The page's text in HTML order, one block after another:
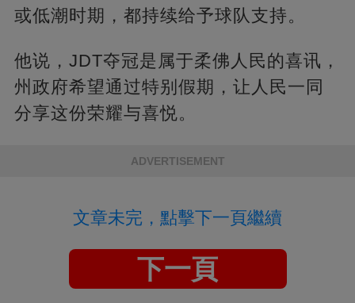
或低潮时期，都持续给予球队支持。
他说，JDT夺冠是属于柔佛人民的喜讯，
州政府希望通过特别假期，让人民一同
分享这份荣耀与喜悦。
ADVERTISEMENT
文章未完，點擊下一頁繼續
下一頁